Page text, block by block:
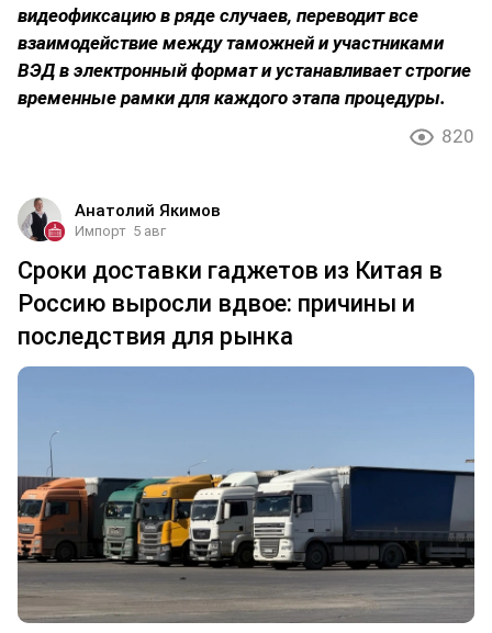
видеофиксацию в ряде случаев, переводит все
взаимодействие между таможней и участниками
ВЭД в электронный формат и устанавливает строгие
временные рамки для каждого этапа процедуры.
820
Анатолий Якимов
Импорт 5 авг
Сроки доставки гаджетов из Китая в
Россию выросли вдвое: причины и
последствия для рынка